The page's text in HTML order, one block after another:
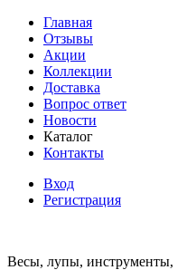
Главная
Отзывы
Акции
Коллекции
Доставка
Вопрос ответ
Новости
Каталог
Контакты
Вход
Регистрация
Весы, лупы, инструменты,